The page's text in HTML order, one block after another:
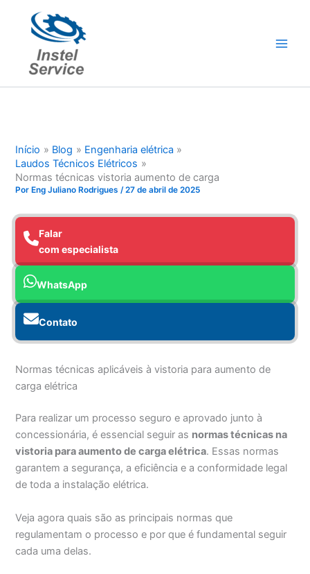
conteúdo
Início Blog
Engenharia elétrica
Laudos Técnicos Elétricos
Normas técnicas vistoria aumento de carga
Por Eng Juliano Rodrigues/27 de abril de 2025
Falar
com especialista
WhatsApp
Contato
Normas técnicas aplicáveis à vistoria para aumento de
carga elétrica
Para realizar um processo seguro e aprovado junto à
concessionária, é essencial seguir as normas técnicas na
vistoria para aumento de carga elétrica. Essas normas
garantem a segurança, a eficiência e a conformidade legal
de toda a instalação elétrica.
Veja agora quais são as principais normas que
regulamentam o processo e por que é fundamental seguir
cada uma delas.